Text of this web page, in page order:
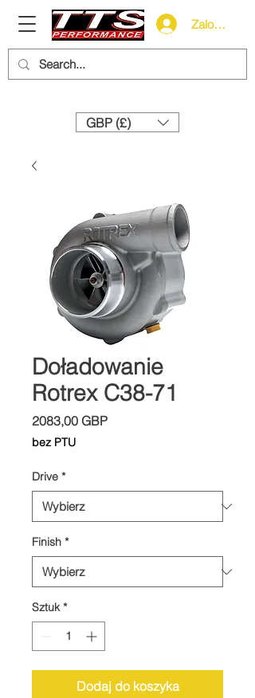
Zaloguj się
GBP (£)
Doładowanie
Rotrex C38-71
2083,00 GBPCena
bez PTU
Drive *
Finish *
Sztuk *
Dodaj do koszyka